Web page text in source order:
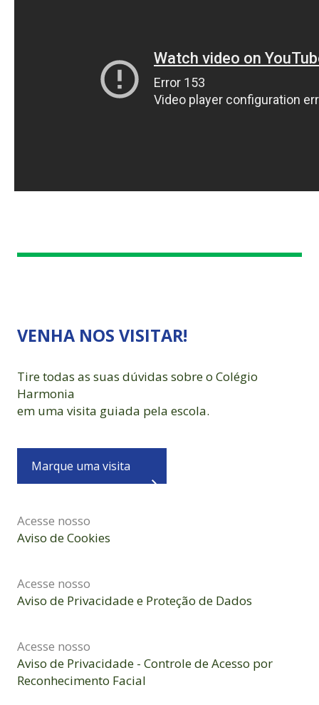
VENHA NOS VISITAR!
Tire todas as suas dúvidas sobre o Colégio
Harmonia
em uma visita guiada pela escola.
Marque uma visita
Acesse nosso
Aviso de Cookies
Acesse nosso
Aviso de Privacidade e Proteção de Dados
Acesse nosso
Aviso de Privacidade - Controle de Acesso por
Reconhecimento Facial